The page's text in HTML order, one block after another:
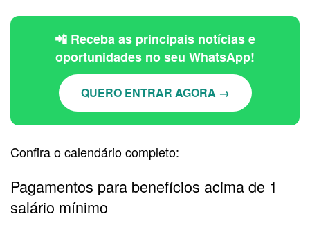
📲 Receba as principais notícias e
oportunidades no seu WhatsApp!
QUERO ENTRAR AGORA →
Confira o calendário completo:
Pagamentos para benefícios acima de 1
salário mínimo